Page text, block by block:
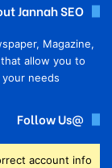
Jannah SEO
Magazine,
allow you to
needs.
@Follow Us
account info.